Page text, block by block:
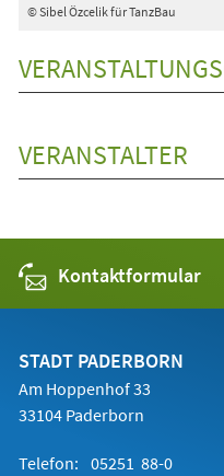
© Sibel Özcelik für TanzBau
VERANSTALTER
Kontaktformular
STADT PADERBORN
Am Hoppenhof 33
33104 Paderborn
Telefon: 05251 88-0